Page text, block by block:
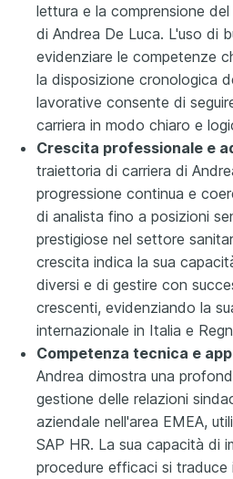
lettura e la comprensione
di Andrea De Luca. L'uso di
evidenziare le competenze
la disposizione cronologica
lavorative consente di
carriera in modo chiaro e
Crescita professionale e
traiettoria di carriera di
progressione continua e
di analista fino a posizioni
prestigiose nel settore
crescita indica la sua
diversi e di gestire con
crescenti, evidenziando la
internazionale in Italia e
Competenza tecnica e
Andrea dimostra una
gestione delle relazioni
aziendale nell'area EMEA,
SAP HR. La sua capacità di
procedure efficaci si traduce